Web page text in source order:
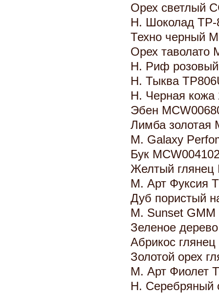
Орех светлый
Н. Шоколад ТР-
Техно черный
Орех таволато
Н. Риф
Н. Тыква
Н. Черная кожа
Эбен
Лимба золотая
М. Galaxy
Бук
Желтый глянец
М. Арт Фуксия
Дуб пористый
М. Sunset GMM
Зеленое
Абрикос
Золотой орех
М. Арт Фиолет
Н. Серебряный